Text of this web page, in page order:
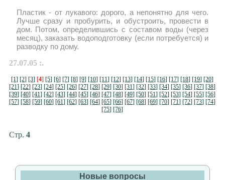
Пластик - от лукавого: дорого, а непонятно для чего.
Лучше сразу и пробурить, и обустроить, провести в
дом. Потом, определившись с составом воды (через
месяц), заказать водоподготовку (если потребуется) и
разводку по дому.
27.07.05 :.
[1] [2] [3] [4] [5] [6] [7] [8] [9] [10] [11] [12] [13] [14] [15] [16] [17] [18] [19] [20]
[21] [22] [23] [24] [25] [26] [27] [28] [29] [30] [31] [32] [33] [34] [35] [36] [37] [38]
[39] [40] [41] [42] [43] [44] [45] [46] [47] [48] [49] [50] [51] [52] [53] [54] [55] [56]
[57] [58] [59] [60] [61] [62] [63] [64] [65] [66] [67] [68] [69] [70] [71] [72] [73] [74]
[75] [76]
Стр. 4
Новые вопросы